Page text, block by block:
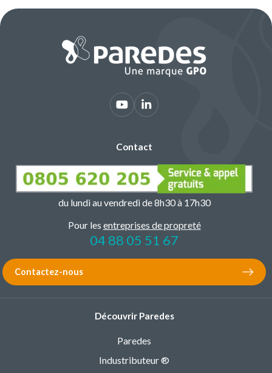
Contact
du lundi au vendredi de 8h30 à 17h30
Pour les entreprises de propreté
04 88 05 51 67
Contactez-nous
Découvrir Paredes
Paredes
Industributeur ®